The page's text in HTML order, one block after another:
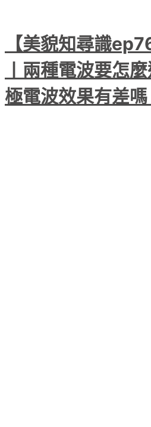
【美貌知尋識
〡兩種電波要怎
極電波效果有差嗎